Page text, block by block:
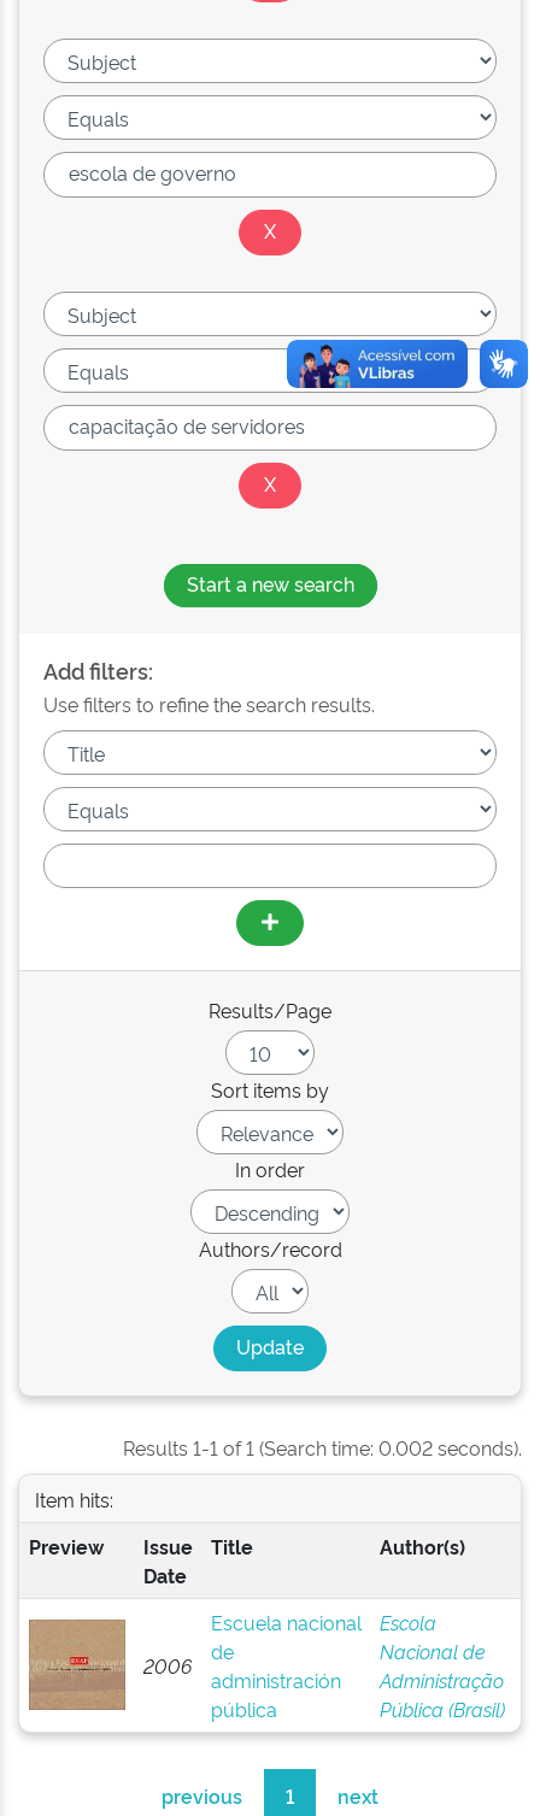
Start a new search
Add filters:
Use filters to refine the search results.
Results/Page
Sort items by
In order
Authors/record
Results 1-1 of 1 (Search time: 0.002 seconds).
Item hits:
Preview
Issue
Date
Title Author(s)
2006
Escuela nacional
de
administración
pública
Escola
Nacional de
Administração
Pública (Brasil)
previous 1 next